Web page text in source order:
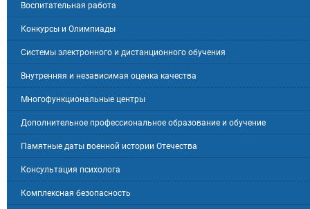
Воспитательная работа
Конкурсы и Олимпиады
Системы электронного и дистанционного обучения
Внутренняя и независимая оценка качества
Многофункциональные центры
Дополнительное профессиональное образование и обучение
Памятные даты военной истории Отечества
Консультация психолога
Комплексная безопасность